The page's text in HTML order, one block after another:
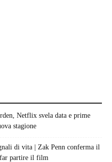
Netflix svela data e prime
stagione
di vita | Zak Penn conferma il
far partire il film